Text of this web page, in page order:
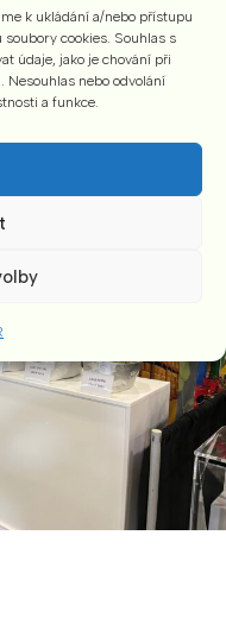
k ukládání a/nebo přístupu
cookies. Souhlas s
údaje, jako je chování při
Nesouhlas nebo odvolání
a funkce.